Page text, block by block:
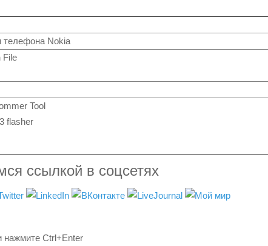
Nokia
File
Tool
flasher
ссылкой в соцсетях
нажмите Ctrl+Enter